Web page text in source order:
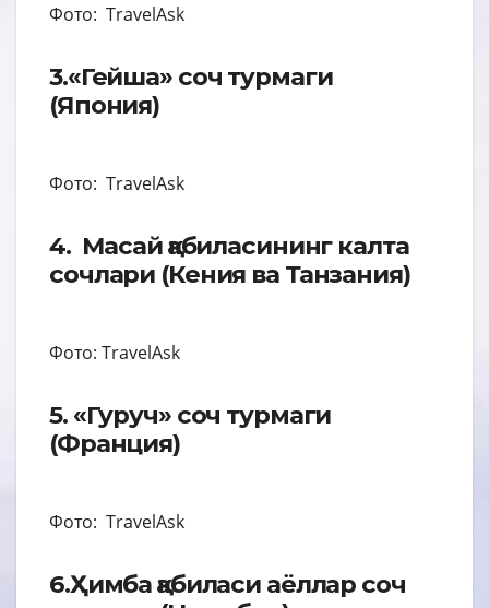
Фото: TravelAsk
3.«Гейша» соч турмаги
(Япония)
Фото: TravelAsk
4. Масай қабиласининг калта
сочлари (Кения ва Танзания)
Фото: TravelAsk
5. «Гуруч» соч турмаги
(Франция)
Фото: TravelAsk
6.Ҳимба қабиласи аёллар соч